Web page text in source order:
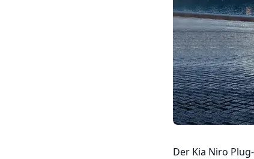
Der Kia Niro